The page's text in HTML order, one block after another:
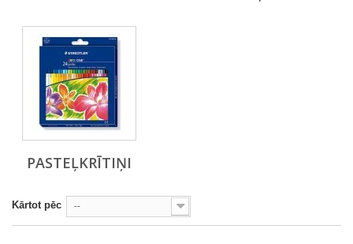
PASTEĻKRĪTIŅI
Kārtot pēc --